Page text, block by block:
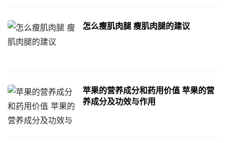
怎么瘦肌肉腿 瘦肌肉腿的建议
苹果的营养成分和药用价值 苹果的营
养成分及功效与作用